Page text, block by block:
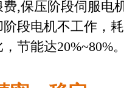
费,保压阶段伺服电
阶段电机不工作，
节能达20%~80%。